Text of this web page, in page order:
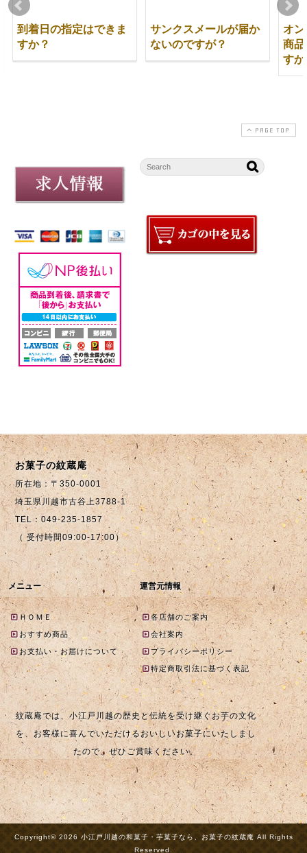
到着日の指定はできま
すか？
サンクスメールが届か
ないのですが？
オ
商
すか
PAGE TOP
お菓子の紋蔵庵
所在地：〒350-0001
埼玉県川越市古谷上3788-1
TEL：049-235-1857
（ 受付時間09:00-17:00）
メニュー
ＨＯＭＥ
おすすめ商品
お支払い・お届けについて
運営元情報
各店舗のご案内
会社案内
プライバシーポリシー
特定商取引法に基づく表記
紋蔵庵では、小江戸川越の歴史と伝統を受け継ぐお芋の文化
を、お客様に喜んでいただけるおいしいお菓子にいたしまし
たので、ぜひご賞味ください。
Copyright© 2026 小江戸川越の和菓子・芋菓子なら、お菓子の紋蔵庵 All Rights
Reserved.